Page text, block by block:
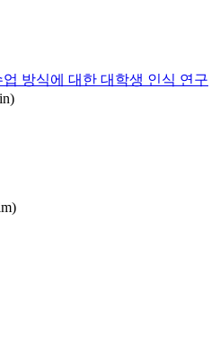
방식에 대한 대학생 인식 연구